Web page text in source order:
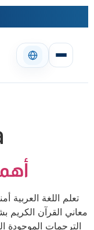
تعلم اللغة
معاني القرآن الكريم
الترجمات الموجودة